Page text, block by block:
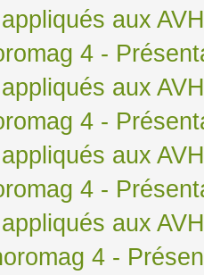
aux AVH
4 -
aux AVH
4 -
aux AVH
4 -
aux AVH
4 -